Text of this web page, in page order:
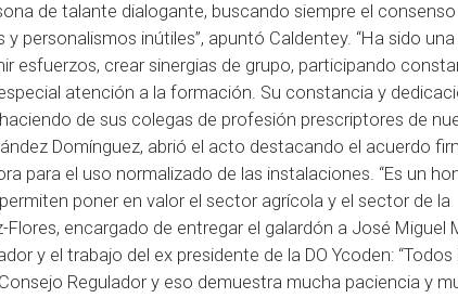
de talante dialogante, buscando siempre el consenso
inútiles”, apuntó Caldentey. “Ha sido
esfuerzos, crear sinergias de grupo, participando
atención a la formación. Su constancia y
de sus colegas de profesión prescriptores de
Domínguez, abrió el acto destacando el acuerdo
para el uso normalizado de las instalaciones. “Es un
poner en valor el sector agrícola y el sector de la
encargado de entregar el galardón a José Miguel
y el trabajo del ex presidente de la DO Ycoden: “Todos
Regulador y eso demuestra mucha paciencia y